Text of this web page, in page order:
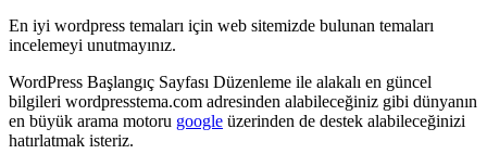
En iyi wordpress temaları için web sitemizde bulunan temaları
incelemeyi unutmayınız.
WordPress Başlangıç Sayfası Düzenleme ile alakalı en güncel
bilgileri wordpresstema.com adresinden alabileceğiniz gibi dünyanın
en büyük arama motoru google üzerinden de destek alabileceğinizi
hatırlatmak isteriz.